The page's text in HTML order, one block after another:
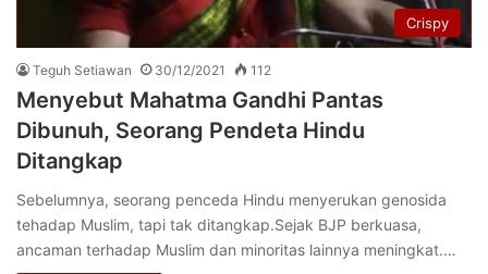
Crispy
Teguh Setiawan 30/12/2021 112
Menyebut Mahatma Gandhi Pantas
Dibunuh, Seorang Pendeta Hindu
Ditangkap
Sebelumnya, seorang penceda Hindu menyerukan genosida
tehadap Muslim, tapi tak ditangkap.Sejak BJP berkuasa,
ancaman terhadap Muslim dan minoritas lainnya meningkat.…